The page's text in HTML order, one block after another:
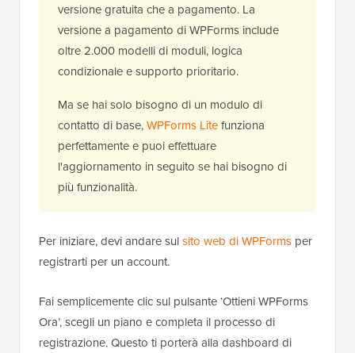
versione gratuita che a pagamento. La
versione a pagamento di WPForms include
oltre 2.000 modelli di moduli, logica
condizionale e supporto prioritario.
Ma se hai solo bisogno di un modulo di
contatto di base,WPForms Litefunziona
perfettamente e puoi effettuare
l'aggiornamento in seguito se hai bisogno di
più funzionalità.
Per iniziare, devi andare sulsito web di WPForms per
registrarti per un account.
Fai semplicemente clic sul pulsante ‘Ottieni WPForms
Ora’, scegli un piano e completa il processo di
registrazione. Questo ti porterà alla dashboard di